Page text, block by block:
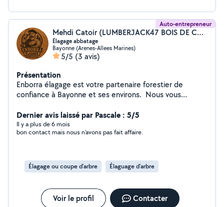
Auto-entrepreneur
Mehdi Catoir (LUMBERJACK47 BOIS DE CHAUFFAGE)
Élagage abbatage
Bayonne (Arenes-Allees Marines)
5/5 (3 avis)
Présentation
Enborra élagage est votre partenaire forestier de
confiance à Bayonne et ses environs. Nous vous
répondre à vos besoins en gestion forestière
et chauffage domestique. Confiez-nous l'élagage de
vos arbres pour assurer leur santé et croissance. Nos
proposant des solutions adaptées à votre
environnement.
Dernier avis laissé par Pascale : 5/5
Il y a plus de 6 mois
bon contact mais nous n’avons pas fait affaire.
Élagage ou coupe d'arbre Élaguage d'arbre
Voir le profil Contacter